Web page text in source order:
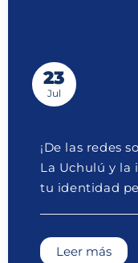
23
Jul
¡De las redes
La Uchulú y la
tu identidad
Leer más